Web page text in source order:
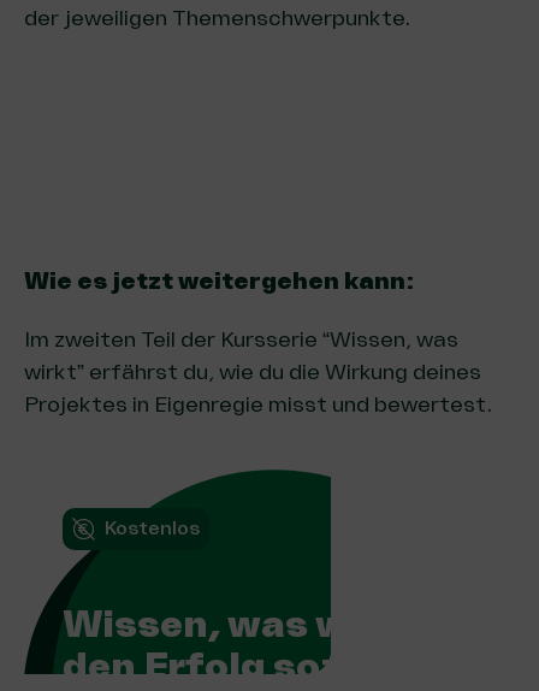
der jeweiligen Themenschwerpunkte.
Wie es jetzt weitergehen kann:
Im zweiten Teil der Kursserie “Wissen, was
wirkt” erfährst du, wie du die Wirkung deines
Projektes in Eigenregie misst und bewertest.
Kostenlos
Wissen, was wirkt:
den Erfolg sozialer